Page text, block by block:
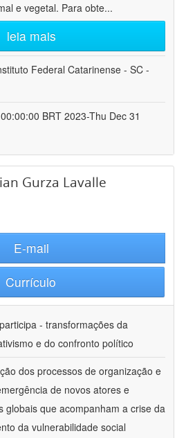
e vegetal. Para obte...
leia mais
Federal Catarinense - SC -
BRT 2023-Thu Dec 31
Gurza Lavalle
E-mail
Currículo
- transformações da
e do confronto político
dos processos de organização e
de novos atores e
globais que acompanham a crise da
da vulnerabilidade social